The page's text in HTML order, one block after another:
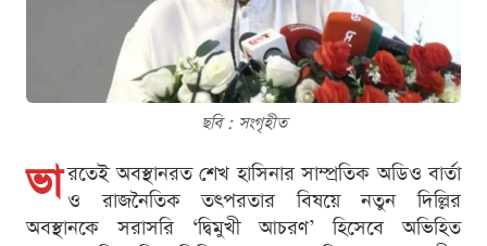
ছবি : সংগৃহীত
ভা রতেই অবস্থানরত শেখ হাসিনার সাম্প্রতিক অডিও বার্তা
ও রাজনৈতিক তৎপরতার বিষয়ে নতুন দিল্লির
অবস্থানকে সরাসরি ‘দ্বিমুখী আচরণ’ হিসেবে অভিহিত